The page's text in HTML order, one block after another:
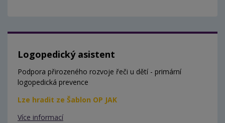
Logopedický asistent
Podpora přirozeného rozvoje řeči u dětí - primární
logopedická prevence
Lze hradit ze Šablon OP JAK
Více informací